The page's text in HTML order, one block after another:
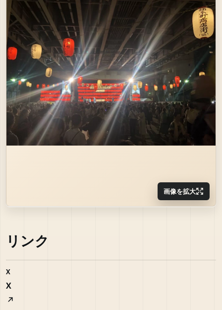
画像を拡大
リンク
X
X